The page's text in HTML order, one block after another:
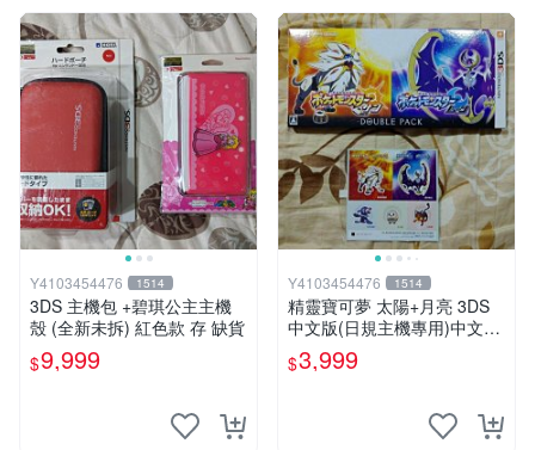
Y4103454476 1514
3DS 主機包 +碧琪公主主機
殼 (全新未拆) 紅色款 存 缺貨
$9,999
Y4103454476 1514
精靈寶可夢 太陽+月亮 3DS
中文版(日規主機專用)中文版
全新未拆
$3,999